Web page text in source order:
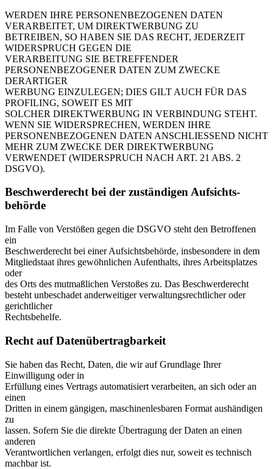
WERDEN IHRE PERSONENBEZOGENEN DATEN
VERARBEITET, UM DIREKTWERBUNG ZU
BETREIBEN, SO HABEN SIE DAS RECHT, JEDERZEIT
WIDERSPRUCH GEGEN DIE
VERARBEITUNG SIE BETREFFENDER
PERSONENBEZOGENER DATEN ZUM ZWECKE
DERARTIGER
WERBUNG EINZULEGEN; DIES GILT AUCH FÜR DAS
PROFILING, SOWEIT ES MIT
SOLCHER DIREKTWERBUNG IN VERBINDUNG STEHT.
WENN SIE WIDERSPRECHEN, WERDEN IHRE
PERSONENBEZOGENEN DATEN ANSCHLIESSEND NICHT
MEHR ZUM ZWECKE DER DIREKTWERBUNG
VERWENDET (WIDERSPRUCH NACH ART. 21 ABS. 2
DSGVO).
Beschwerde­recht bei der zuständigen Aufsichts­
behörde
Im Falle von Verstößen gegen die DSGVO steht den Betroffenen
ein
Beschwerderecht bei einer Aufsichtsbehörde, insbesondere in dem
Mitgliedstaat ihres gewöhnlichen Aufenthalts, ihres Arbeitsplatzes
oder
des Orts des mutmaßlichen Verstoßes zu. Das Beschwerderecht
besteht unbeschadet anderweitiger verwaltungsrechtlicher oder
gerichtlicher
Rechtsbehelfe.
Recht auf Daten­übertrag­barkeit
Sie haben das Recht, Daten, die wir auf Grundlage Ihrer
Einwilligung oder in
Erfüllung eines Vertrags automatisiert verarbeiten, an sich oder an
einen
Dritten in einem gängigen, maschinenlesbaren Format aushändigen
zu
lassen. Sofern Sie die direkte Übertragung der Daten an einen
anderen
Verantwortlichen verlangen, erfolgt dies nur, soweit es technisch
machbar ist.